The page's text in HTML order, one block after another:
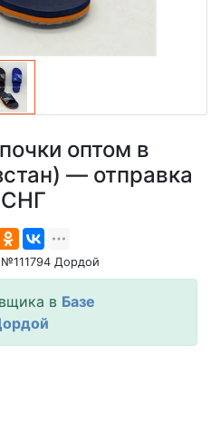
оптом в
— отправка
Дордой
в Базе